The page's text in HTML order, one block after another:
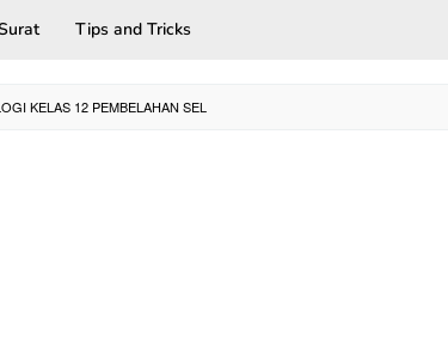
Tips and Tricks
KELAS 12 PEMBELAHAN SEL